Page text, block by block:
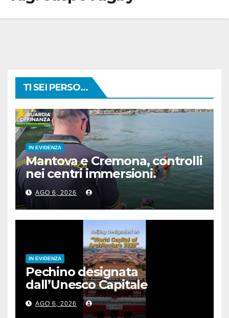
TI SEI PERSO...
IN EVIDENZA
Mantova e Cremona, controlli
nei centri immersioni.
Sanzioni per 90 mila euro
AGO 6, 2026
IN EVIDENZA
Pechino designata
dall’Unesco Capitale
mondiale dell’architettura
2029
AGO 6, 2026